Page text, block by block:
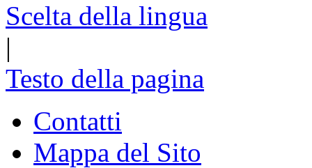
Scelta della lingua
|
Testo della pagina
Contatti
Mappa del Sito